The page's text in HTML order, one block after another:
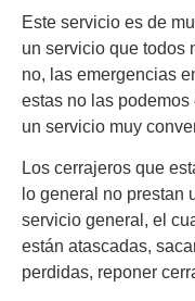
Este servicio es de
un servicio que todos
no, las emergencias
estas no las podemos
un servicio muy
Los cerrajeros que
lo general no prestan
servicio general, el
están atascadas,
perdidas, reponer